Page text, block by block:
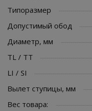
Типоразмер
Допустимый обод
Диаметр, мм
TL / TT
LI / SI
Вылет ступицы, мм
Вес товара: